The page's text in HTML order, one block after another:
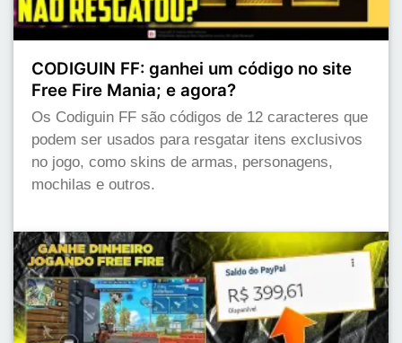
CODIGUIN FF: ganhei um código no site
Free Fire Mania; e agora?
Os Codiguin FF são códigos de 12 caracteres que
podem ser usados para resgatar itens exclusivos
no jogo, como skins de armas, personagens,
mochilas e outros.